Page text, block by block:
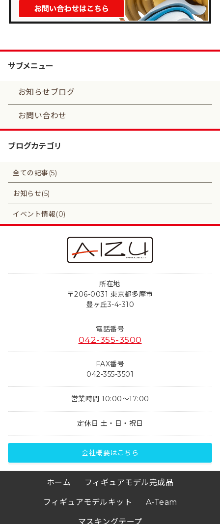
サブメニュー
お知らせブログ
お問い合わせ
ブログカテゴリ
全ての記事(5)
お知らせ(5)
イベント情報(0)
所在地
〒206-0031 東京都多摩市
豊ヶ丘3-4-310
電話番号
042-355-3500
FAX番号
042-355-3501
営業時間 10:00～17:00
定休日 土・日・祝日
会社概要はこちら
ホーム フィギュアモデル完成品
フィギュアモデルキット A-Team
マスキングテープ